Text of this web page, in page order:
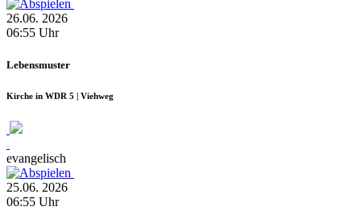
26.06. 2026
06:55 Uhr
Lebensmuster
Kirche in WDR 5 | Viehweg
evangelisch
25.06. 2026
06:55 Uhr